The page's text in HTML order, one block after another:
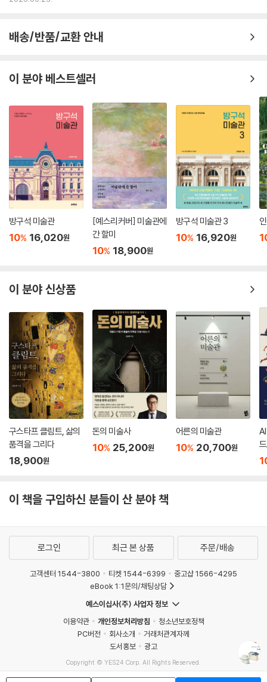
배송/반품/교환 안내
이 분야 베스트셀러
방구석 미술관
10% 16,020원
[예스리커버] 미술관에
간 할미
10% 18,900원
방구석 미술관 3
10% 16,920원
이 분야 신상품
구스타프 클림트, 삶의
품격을 그리다
18,900원
돈의 미술사
10% 25,200원
어른의 미술관
10% 20,700원
이 책을 구입하신 분들이 산 분야 책
로그인 최근 본 상품 주문/배송
고객센터 1544-3800 티켓 1544-6399
중고샵 1566-4295
eBook 1:1문의/채팅상담
예스이십사(주) 사업자 정보
이용약관
개인정보처리방침
청소년보호정책
PC버전
회사소개
거래처관계자께
도서홍보
광고
Copyright © YES24 Corp. All Rights Reserved.